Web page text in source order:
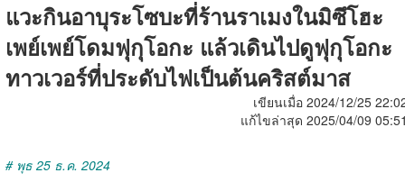
แวะกินอาบุระโซบะที่ร้านราเมงในมิซึโฮะ
เพย์เพย์โดมฟุกุโอกะ แล้วเดินไปดูฟุกุโอกะ
ทาวเวอร์ที่ประดับไฟเป็นต้นคริสต์มาส
เขียนเมื่อ 2024/12/25
แก้ไขล่าสุด 2025/04/09
# พุธ 25 ธ.ค. 2024